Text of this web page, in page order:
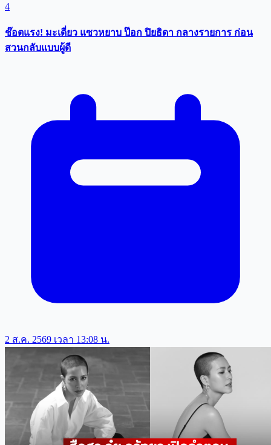
4
ช๊อตแรง! มะเดี่ยว แซวหยาบ ป๊อก ปิยธิดา กลางรายการ ก่อน
สวนกลับแบบผู้ดี
2 ส.ค. 2569 เวลา 13:08 น.